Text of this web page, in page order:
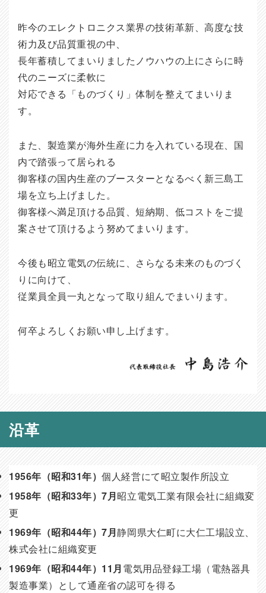
昨今のエレクトロニクス業界の技術革新、高度な技
術力及び品質重視の中、
長年蓄積してまいりましたノウハウの上にさらに時
代のニーズに柔軟に
対応できる「ものづくり」体制を整えてまいりま
す。
また、製造業が海外生産に力を入れている現在、国
内で踏張って居られる
御客様の国内生産のブースターとなるべく新三島工
場を立ち上げました。
御客様へ満足頂ける品質、短納期、低コストをご提
案させて頂けるよう努めてまいります。
今後も昭立電気の伝統に、さらなる未来のものづく
りに向けて、
従業員全員一丸となって取り組んでまいります。
何卒よろしくお願い申し上げます。
沿革
1956年（昭和31年）個人経営にて昭立製作所設立
1958年（昭和33年）7月昭立電気工業有限会社に組織変
更
1969年（昭和44年）7月静岡県大仁町に大仁工場設立、
株式会社に組織変更
1969年（昭和44年）11月 電気用品登録工場（電熱器具
製造事業）として通産省の認可を得る